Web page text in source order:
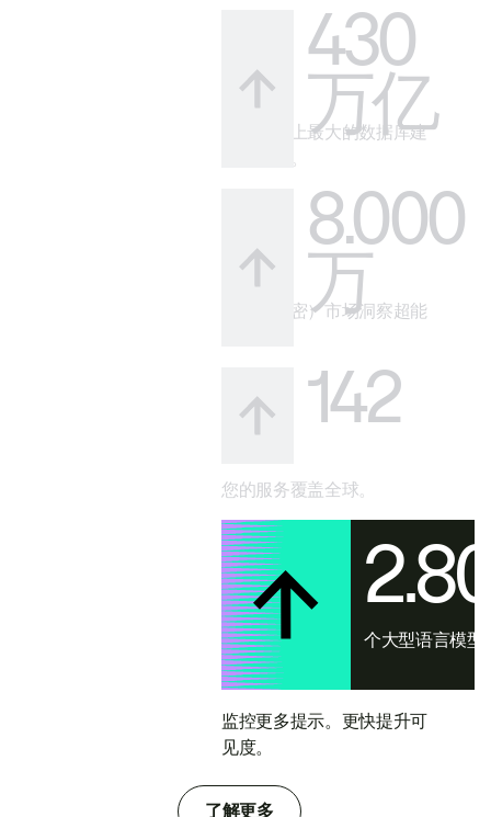
430
万亿
借助市场上最大的数据库建
8.000
万
您的（秘密）市场洞察超能
142
您的服务覆盖全球。
个大型语言模型
监控更多提示。更快提升可
见度。
了解更多